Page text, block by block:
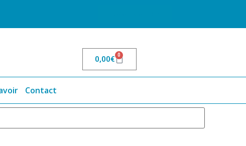
0,00€ 0
Contact